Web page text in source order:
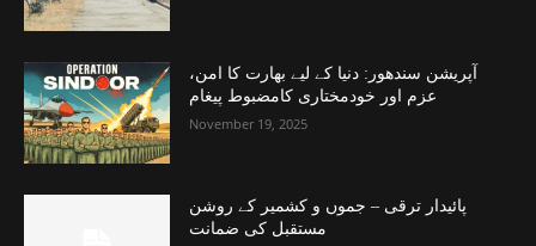
آپریشن سندھور: دنیا کے لیے بھارت کا امن،
عزم اور خودمختاری کامضبوط پیغام
November 19, 2025
پائیدار ترقی – جموں و کشمیر کے روشن
مستقبل کی ضمانت